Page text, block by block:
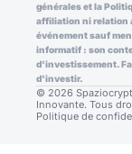
générales et la
affiliation ni relation
événement sauf
informatif : son
d'investissement.
d'investir.
© 2026
Innovante. Tous
Politique de